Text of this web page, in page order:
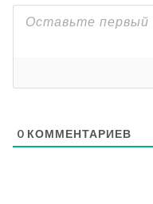
0 КОММЕНТАРИЕВ